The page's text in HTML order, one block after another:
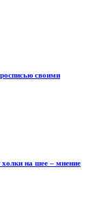
своими
холки на шее – мнение